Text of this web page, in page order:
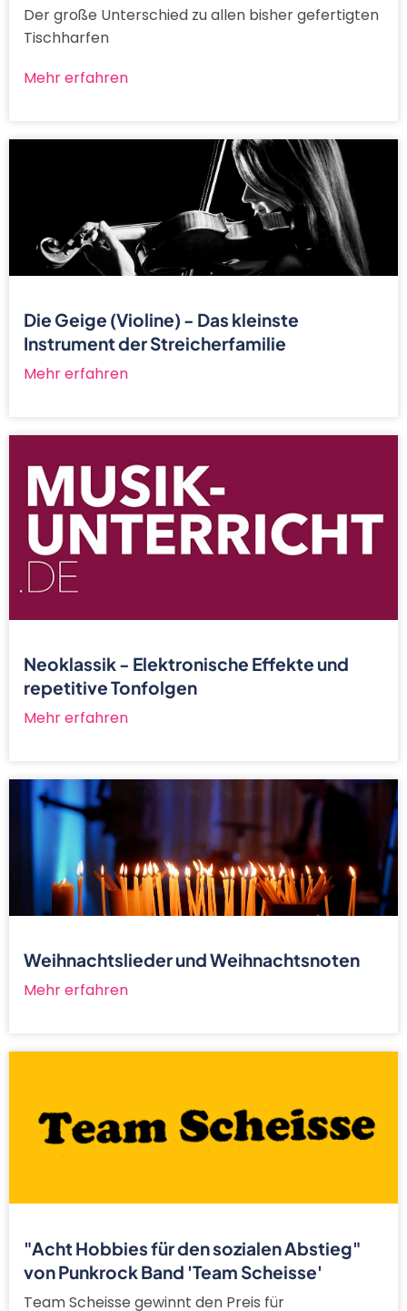
Der große Unterschied zu allen bisher gefertigten
Tischharfen
Mehr erfahren
Die Geige (Violine) - Das kleinste
Instrument der Streicherfamilie
Mehr erfahren
Neoklassik - Elektronische Effekte und
repetitive Tonfolgen
Mehr erfahren
Weihnachtslieder und Weihnachtsnoten
Mehr erfahren
"Acht Hobbies für den sozialen Abstieg"
von Punkrock Band 'Team Scheisse'
Team Scheisse gewinnt den Preis für